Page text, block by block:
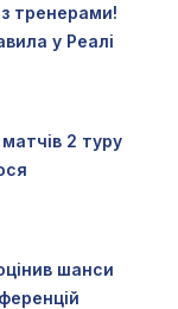
з тренерами!
у Реалі
2 туру
шанси